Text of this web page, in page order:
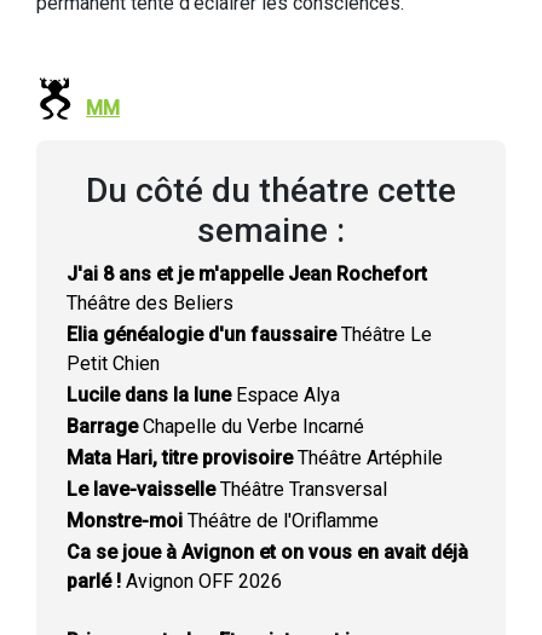
MM
Du côté du théatre cette
semaine :
J'ai 8 ans et je m'appelle Jean Rochefort
Théâtre des Beliers
Elia généalogie d'un faussaireThéâtre Le
Petit Chien
Lucile dans la luneEspace Alya
BarrageChapelle du Verbe Incarné
Mata Hari, titre provisoireThéâtre Artéphile
Le lave-vaisselleThéâtre Transversal
Monstre-moi Théâtre de l'Oriflamme
Ca se joue à Avignon et on vous en avait déjà
parlé ! Avignon OFF 2026